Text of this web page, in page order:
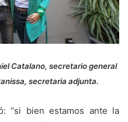
Catalano, secretario general
secretaria adjunta.
“si bien estamos ante la